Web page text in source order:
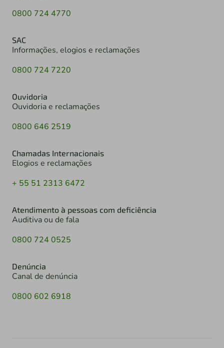
0800 724 4770
SAC
Informações, elogios e reclamações
0800 724 7220
Ouvidoria
Ouvidoria e reclamações
0800 646 2519
Chamadas Internacionais
Elogios e reclamações
+ 55 51 2313 6472
Atendimento à pessoas com deficiência
Auditiva ou de fala
0800 724 0525
Denúncia
Canal de denúncia
0800 602 6918